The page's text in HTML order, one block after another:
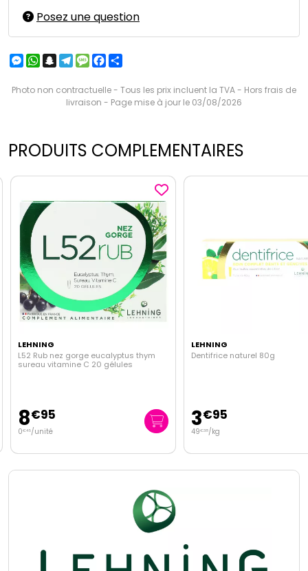
Posez une question
Messenger
WhatsApp
Snapchat
Telegram
MessageFacebook
Photo non contractuelle - Tous les prix incluent la TVA - Hors frais de
livraison - Page mise à jour le 03/08/2026
PRODUITS COMPLEMENTAIRES
LEHNING
L52 Rub nez gorge eucalyptus thym
sureau vitamine C 20 gélules
8€95
0€45/unité
LEHNING
Dentifrice naturel 80g
3€95
49€38/kg